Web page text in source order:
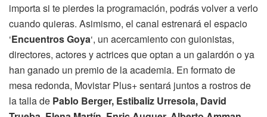
importa si te pierdes la programación, podrás volver a verlo
cuando quieras. Asimismo, el canal estrenará el espacio
‘Encuentros Goya‘, un acercamiento con guionistas,
directores, actores y actrices que optan a un galardón o ya
han ganado un premio de la academia. En formato de
mesa redonda, Movistar Plus+ sentará juntos a rostros de
la talla de Pablo Berger, Estibaliz Urresola, David